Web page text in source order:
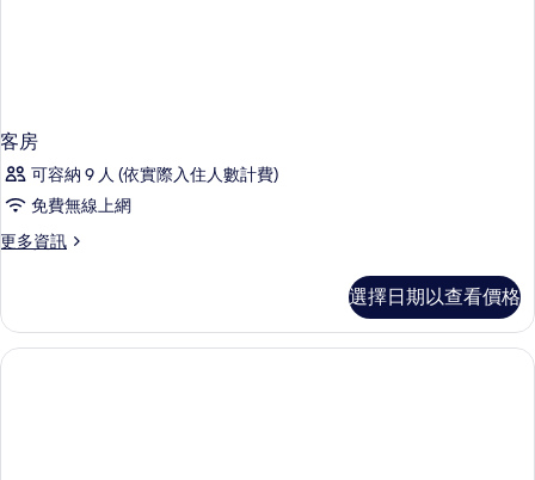
客房
可容納 9 人 (依實際入住人數計費)
免費無線上網
更多資訊
更
的
詳
情
選擇日期以查看價格